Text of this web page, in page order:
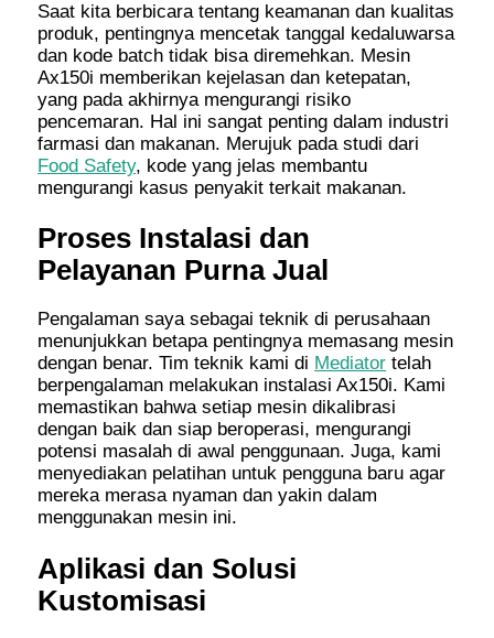
Saat kita berbicara tentang keamanan dan kualitas
produk, pentingnya mencetak tanggal kedaluwarsa
dan kode batch tidak bisa diremehkan. Mesin
Ax150i memberikan kejelasan dan ketepatan,
yang pada akhirnya mengurangi risiko
pencemaran. Hal ini sangat penting dalam industri
farmasi dan makanan. Merujuk pada studi dari
Food Safety, kode yang jelas membantu
mengurangi kasus penyakit terkait makanan.
Proses Instalasi dan
Pelayanan Purna Jual
Pengalaman saya sebagai teknik di perusahaan
menunjukkan betapa pentingnya memasang mesin
dengan benar. Tim teknik kami di Mediator telah
berpengalaman melakukan instalasi Ax150i. Kami
memastikan bahwa setiap mesin dikalibrasi
dengan baik dan siap beroperasi, mengurangi
potensi masalah di awal penggunaan. Juga, kami
menyediakan pelatihan untuk pengguna baru agar
mereka merasa nyaman dan yakin dalam
menggunakan mesin ini.
Aplikasi dan Solusi
Kustomisasi